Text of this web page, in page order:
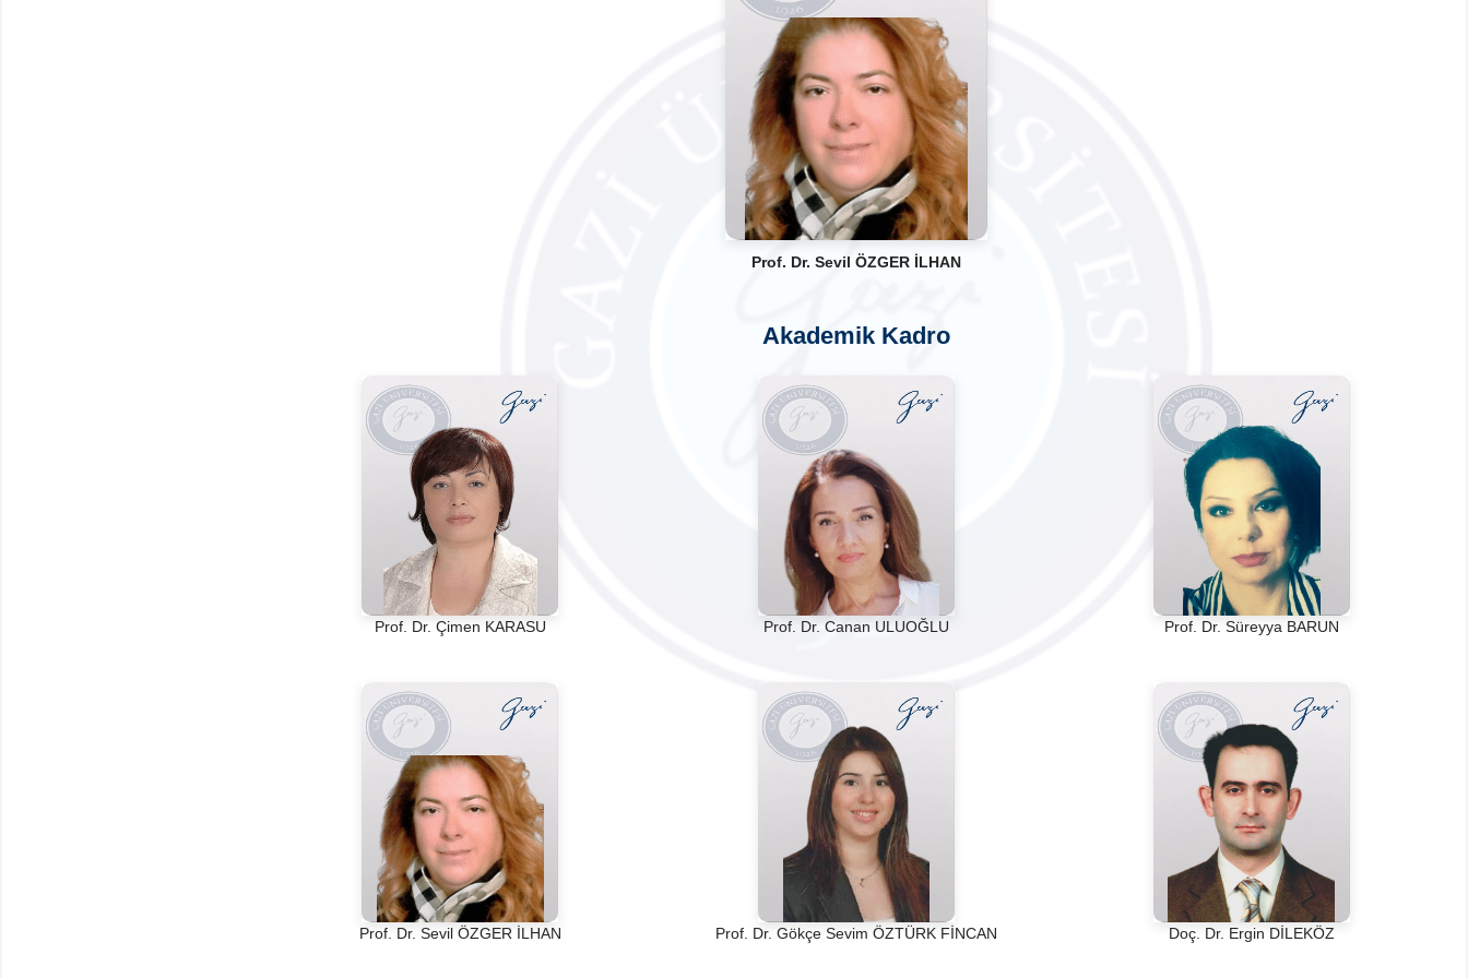
Prof. Dr. Sevil ÖZGER İLHAN
Akademik Kadro
Prof. Dr. Çimen KARASU Prof. Dr. Canan ULUOĞLU Prof. Dr. Süreyya BARUN
Prof. Dr. Sevil ÖZGER İLHAN Prof. Dr. Gökçe Sevim ÖZTÜRK FİNCAN Doç. Dr. Ergin DİLEKÖZ